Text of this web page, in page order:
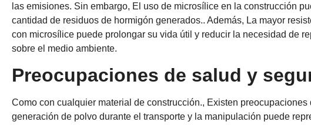
las emisiones. Sin embargo, El uso de microsílice en la construcción
cantidad de residuos de hormigón generados.. Además, La mayor
con microsílice puede prolongar su vida útil y reducir la necesidad de
sobre el medio ambiente.
Preocupaciones de salud y
Como con cualquier material de construcción., Existen
generación de polvo durante el transporte y la manipulación puede